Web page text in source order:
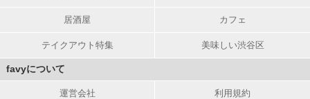
居酒屋 カフェ
テイクアウト特集 美味しい渋谷区
favyについて
運営会社 利用規約